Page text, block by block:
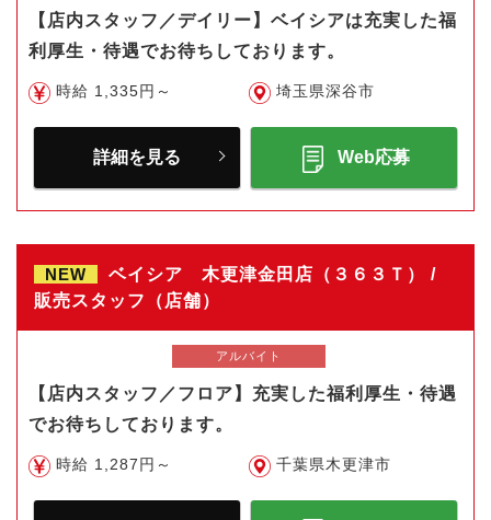
【店内スタッフ／デイリー】ベイシアは充実した福
利厚生・待遇でお待ちしております。
時給 1,335円～ 埼玉県深谷市
詳細を見る Web応募
NEW
ベイシア 木更津金田店（３６３Ｔ） /
販売スタッフ（店舗）
アルバイト
【店内スタッフ／フロア】充実した福利厚生・待遇
でお待ちしております。
時給 1,287円～ 千葉県木更津市